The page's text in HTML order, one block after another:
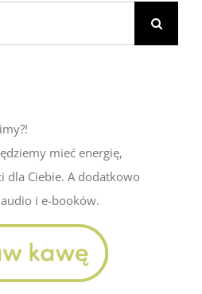
mieć energię,
dla Ciebie. A dodatkowo
i e-booków.